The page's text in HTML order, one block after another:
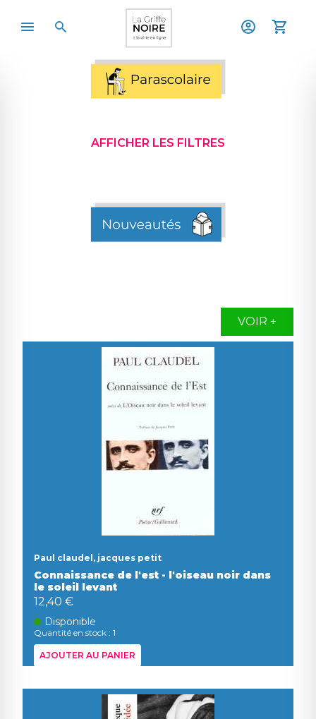
AFFICHER LES FILTRES
VOIR +
Paul claudel, jacques petit
Connaissance de l'est - l'oiseau noir dans
le soleil levant
12,40 €
Disponible
Quantité en stock : 1
AJOUTER AU PANIER